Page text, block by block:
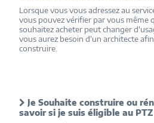
Lorsque vous vous adressez au
vous pouvez vérifier par vous même
souhaitez acheter peut changer
vous aurez besoin d'un architecte
construire.
Je Souhaite construire ou
savoir si je suis éligible au